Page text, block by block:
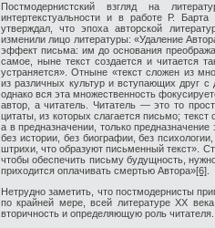
Постмодернистский взгляд на
интертекстуальности и в работе Р.
утверждал, что эпоха авторской
изменили лицо литературы: «Удаление
эффект письма: им до основания
самое, ныне текст создается и читается
устраняется». Отныне «текст сложен из
из различных культур и вступающих друг
однако вся эта множественность
автор, а читатель. Читатель — это то
цитаты, из которых слагается письмо;
а в предназначении, только
без истории, без биографии, без
штрихи, что образуют письменный текст».
чтобы обеспечить письму будущность,
приходится оплачивать смертью Автора»[6]
Нетрудно заметить, что постмодернисты
по крайней мере, всей литературе ХХ
вторичность и определяющую роль читателя.